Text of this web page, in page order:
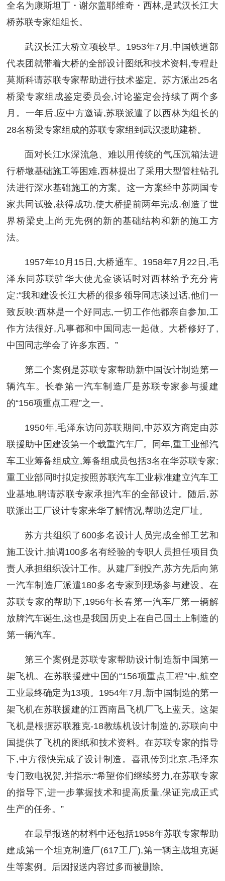
全名为康斯坦丁・谢尔盖耶维奇・西林,是武汉长江大
桥苏联专家组组长。
武汉长江大桥立项较早。1953年7月,中国铁道部
代表团就带着大桥的全部设计图纸和技术资料,专程赴
莫斯科请苏联专家帮助进行技术鉴定。苏方派出25名
桥梁专家组成鉴定委员会,讨论鉴定会持续了两个多
月。一年后,应中方邀请,苏联派遣了以西林为组长的
28名桥梁专家组成的苏联专家组到武汉援助建桥。
面对长江水深流急、难以用传统的气压沉箱法进
行桥墩基础施工等困难,西林提出了采用大型管柱钻孔
法进行深水基础施工的方案。这一方案经中苏两国专
家共同试验,获得成功,使大桥提前两年完成,创造了世
界桥梁史上尚无先例的新的基础结构和新的施工方
法。
1957年10月15日,大桥通车。1958年7月22日,毛
泽东同苏联驻华大使尤金谈话时对西林给予充分肯
定:“我和建设长江大桥的很多领导同志谈过话,他们一
致反映:西林是一个好同志,一切工作他都亲自参加,工
作方法很好,凡事都和中国同志一起做。大桥修好了,
中国同志学会了许多东西。”
第二个案例是苏联专家帮助新中国设计制造第一
辆汽车。长春第一汽车制造厂是苏联专家参与援建
的“156项重点工程”之一。
1950年,毛泽东访问苏联期间,中苏双方商定由苏
联援助中国建设第一个载重汽车厂。同年,重工业部汽
车工业筹备组成立,筹备组成员包括3名在华苏联专家;
重工业部同时拟定按照苏联汽车工业标准建立汽车工
业基地,聘请苏联专家承担汽车的全部设计。随后,苏
联派出工厂设计专家来华了解情况,帮助选定厂址。
苏方共组织了600多名设计人员完成全部工艺和
施工设计,抽调100多名有经验的专职人员担任项目负
责人承担组织设计工作。从建厂到投产,苏方先后向第
一汽车制造厂派遣180多名专家到现场参与建设。在
苏联专家的帮助下,1956年长春第一汽车厂第一辆解
放牌汽车诞生,这也是我国历史上在自己国土上制造的
第一辆汽车。
第三个案例是苏联专家帮助设计制造新中国第一
架飞机。在苏联援建中国的“156项重点工程”中,航空
工业最终确定为13项。1954年7月,新中国制造的第一
架飞机在苏联援建的江西南昌飞机厂飞上蓝天。这架
飞机是根据苏联雅克-18教练机设计制造的,苏联向中
国提供了飞机的图纸和技术资料。在苏联专家的指导
下,中方很快完成了设计制造。喜讯传到北京,毛泽东
专门致电祝贺,并指示:“希望你们继续努力,在苏联专家
的指导下,进一步掌握技术和提高质量,保证完成正式
生产的任务。”
在最早报送的材料中还包括1958年苏联专家帮助
建成第一个坦克制造厂(617工厂),第一辆主战坦克诞
生等案例。后因报送内容过多而被删除。